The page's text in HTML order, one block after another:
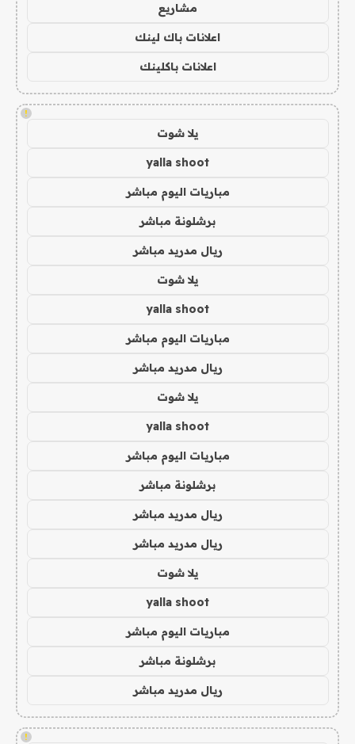
مشاريع
اعلانات باك لينك
اعلانات باكلينك
!
يلا شوت
yalla shoot
مباريات اليوم مباشر
برشلونة مباشر
ريال مدريد مباشر
يلا شوت
yalla shoot
مباريات اليوم مباشر
ريال مدريد مباشر
يلا شوت
yalla shoot
مباريات اليوم مباشر
برشلونة مباشر
ريال مدريد مباشر
ريال مدريد مباشر
يلا شوت
yalla shoot
مباريات اليوم مباشر
برشلونة مباشر
ريال مدريد مباشر
!